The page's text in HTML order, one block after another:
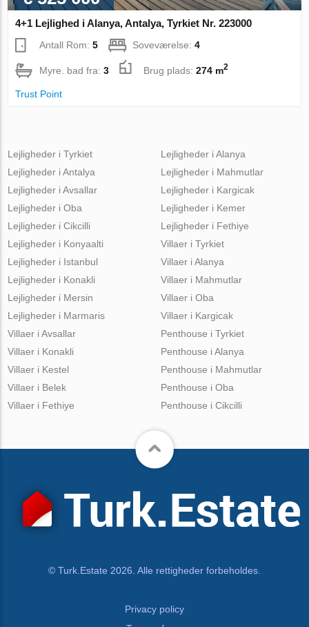
4+1 Lejlighed i Alanya, Antalya, Tyrkiet Nr. 223000
Antall Rom:5 Soveværelse:4
Myre. bad fra:3 Brug plads:274 m2
Trust Point
Lejligheder i Tyrkiet
Lejligheder i Antalya
Lejligheder i Avsallar
Lejligheder i Oba
Lejligheder i Cikcilli
Lejligheder i Alanya
Lejligheder i Mahmutlar
Lejligheder i Kargicak
Lejligheder i Kemer
Lejligheder i Fethiye
Lejligheder i Konyaalti
Lejligheder i Istanbul
Lejligheder i Konakli
Lejligheder i Mersin
Lejligheder i Marmaris
Villaer i Tyrkiet
Villaer i Alanya
Villaer i Mahmutlar
Villaer i Oba
Villaer i Kargicak
Villaer i Avsallar
Villaer i Konakli
Villaer i Kestel
Villaer i Belek
Villaer i Fethiye
Penthouse i Tyrkiet
Penthouse i Alanya
Penthouse i Mahmutlar
Penthouse i Oba
Penthouse i Cikcilli
© Turk.Estate 2026. Alle rettigheder forbeholdes.
Privacy policy